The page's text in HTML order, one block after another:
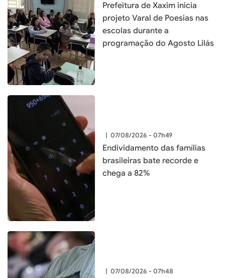
Prefeitura de Xaxim inicia
projeto Varal de Poesias nas
escolas durante a
programação do Agosto Lilás
| 07/08/2026 - 07h49
Endividamento das famílias
brasileiras bate recorde e
chega a 82%
| 07/08/2026 - 07h48